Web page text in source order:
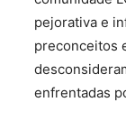
pejorativa e
preconceitos
enfrentadas